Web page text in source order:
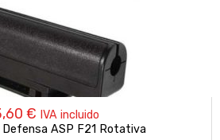
€ IVA incluido
Defensa ASP F21 Rotativa